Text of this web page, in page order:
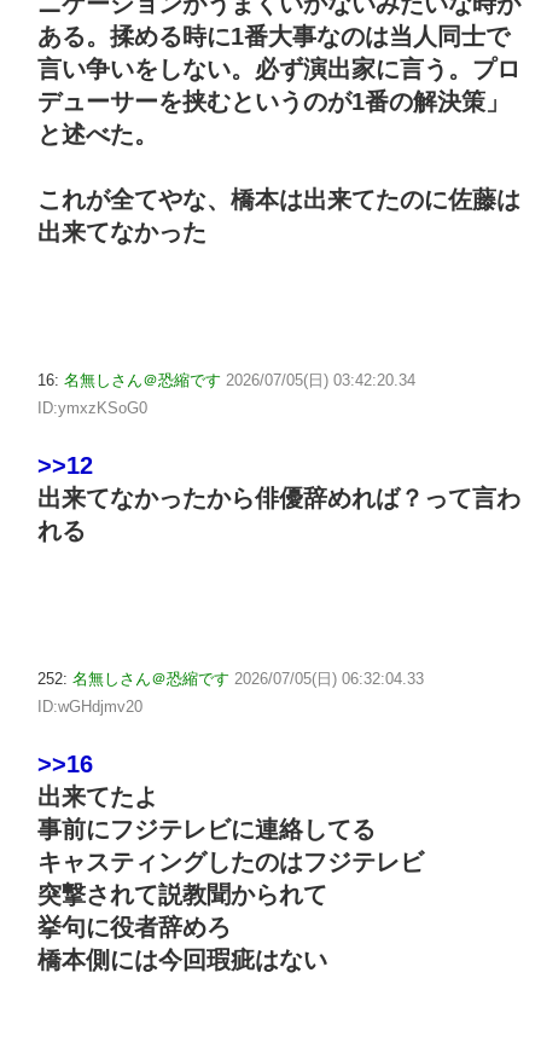
ある。揉める時に1番大事なのは当人同士で
言い争いをしない。必ず演出家に言う。プロ
デューサーを挟むというのが1番の解決策」
と述べた。
これが全てやな、橋本は出来てたのに佐藤は
出来てなかった
16: 名無しさん＠恐縮です 2026/07/05(日) 03:42:20.34
ID:ymxzKSoG0
>>12
出来てなかったから俳優辞めれば？って言わ
れる
252: 名無しさん＠恐縮です 2026/07/05(日) 06:32:04.33
ID:wGHdjmv20
>>16
出来てたよ
事前にフジテレビに連絡してる
キャスティングしたのはフジテレビ
突撃されて説教聞かられて
挙句に役者辞めろ
橋本側には今回瑕疵はない